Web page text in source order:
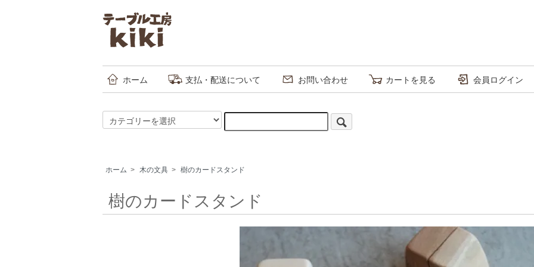
ホーム 支払・配送について お問い合わせ カートを見る 会員ログイン
ホーム > 木の文具 > 樹のカードスタンド
樹のカードスタンド